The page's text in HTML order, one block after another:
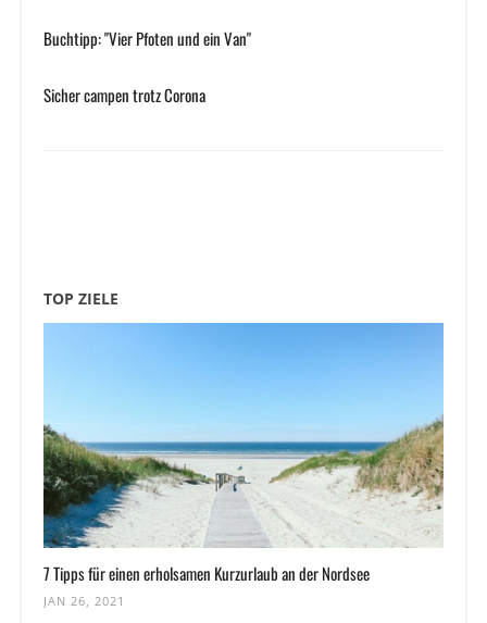
Buchtipp: "Vier Pfoten und ein Van"
Sicher campen trotz Corona
TOP ZIELE
7 Tipps für einen erholsamen Kurzurlaub an der Nordsee
JAN 26, 2021